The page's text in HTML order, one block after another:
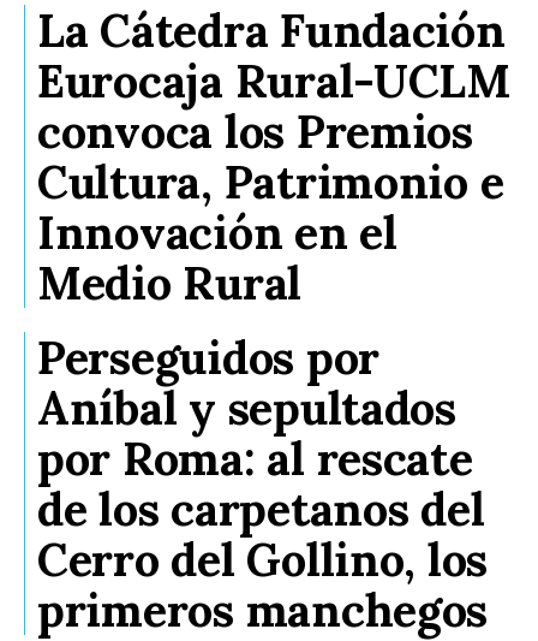
La Cátedra Fundación
Eurocaja Rural-UCLM
convoca los Premios
Cultura, Patrimonio e
Innovación en el
Medio Rural
Perseguidos por
Aníbal y sepultados
por Roma: al rescate
de los carpetanos del
Cerro del Gollino, los
primeros manchegos